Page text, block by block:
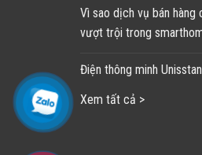
Vì sao dịch vụ bán hàng
vượt trội trong
Điện thông minh
Xem tất cả >